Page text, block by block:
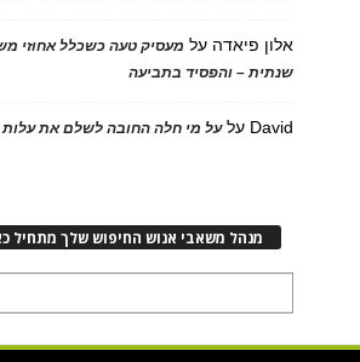
אלון פיאדה על מעסיק טעה כשכלל אחוזי
שנתית – והפסיד בתביעה
David עלעל מי חלה החובה לשלם את עלות
מנהל משאבי אנוש החיפוש שלך מתחיל